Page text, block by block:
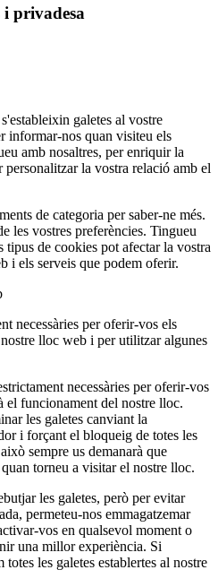
i privadesa
galetes al vostre
informar-nos quan visiteu els
amb nosaltres, per enriquir la
la vostra relació amb el
de categoria per saber-ne més.
les vostres preferències. Tingueu
de cookies pot afectar la vostra
i els serveis que podem oferir.
necessàries per oferir-vos els
lloc web i per utilitzar algunes
necessàries per oferir-vos
el funcionament del nostre lloc.
les galetes canviant la
i forçant el bloqueig de totes les
sempre us demanarà que
torneu a visitar el nostre lloc.
les galetes, però per evitar
permeteu-nos emmagatzemar
vos en qualsevol moment o
una millor experiència. Si
les galetes establertes al nostre